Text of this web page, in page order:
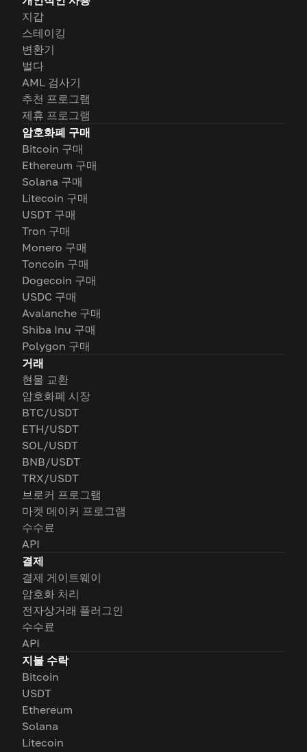
지갑
스테이킹
변환기
벌다
AML 검사기
추천 프로그램
제휴 프로그램
암호화폐 구매
Bitcoin 구매
Ethereum 구매
Solana 구매
Litecoin 구매
USDT 구매
Tron 구매
Monero 구매
Toncoin 구매
Dogecoin 구매
USDC 구매
Avalanche 구매
Shiba Inu 구매
Polygon 구매
거래
현물 교환
암호화폐 시장
BTC/USDT
ETH/USDT
SOL/USDT
BNB/USDT
TRX/USDT
브로커 프로그램
마켓 메이커 프로그램
수수료
API
결제
결제 게이트웨이
암호화 처리
전자상거래 플러그인
수수료
API
지불 수락
Bitcoin
USDT
Ethereum
Solana
Litecoin